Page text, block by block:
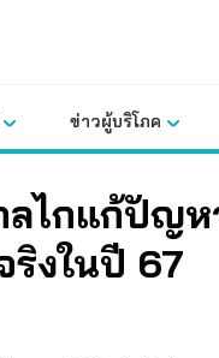
ข่าวผู้บริโภค
ลไกแก้ปัญ
งในปี 67